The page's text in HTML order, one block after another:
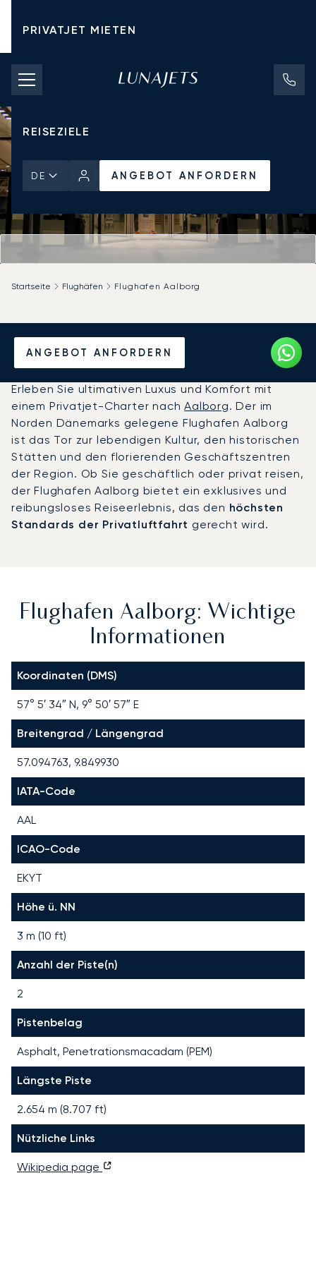
PRIVATJET MIETEN
CHARTERPREISE
PRIVATJETS
REISEZIELE
DE ANGEBOT ANFORDERN
ANGEBOT ANFORDERN
Startseite Flughäfen Flughafen Aalborg
Privatjet chartern zum
Flughafen Aalborg
Erleben Sie ultimativen Luxus und Komfort mit
einem Privatjet-Charter nachAalborg. Der im
Norden Dänemarks gelegene Flughafen Aalborg
ist das Tor zur lebendigen Kultur, den historischen
Stätten und den florierenden Geschäftszentren
der Region. Ob Sie geschäftlich oder privat reisen,
der Flughafen Aalborg bietet ein exklusives und
reibungsloses Reiseerlebnis, das den höchsten
Standards der Privatluftfahrt gerecht wird.
Flughafen Aalborg: Wichtige
Informationen
Koordinaten (DMS)
57° 5′ 34″ N, 9° 50′ 57″ E
Breitengrad / Längengrad
57.094763, 9.849930
IATA-Code
AAL
ICAO-Code
EKYT
Höhe ü. NN
3 m (10 ft)
Anzahl der Piste(n)
2
Pistenbelag
Asphalt, Penetrationsmacadam (PEM)
Längste Piste
2.654 m (8.707 ft)
Nützliche Links
Wikipedia page